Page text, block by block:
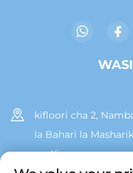
kifloori cha 2,
la Bahari la
wa Xiamen